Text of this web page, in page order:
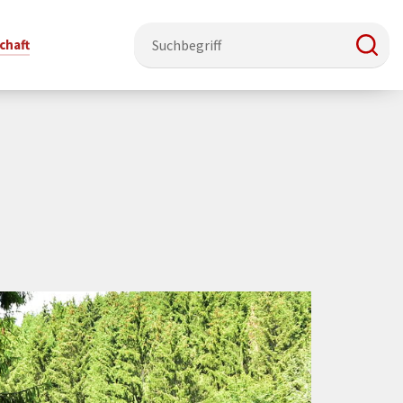
Ratsinfosystem
Parteien &
Wahlen
Bekanntmachungen
50 Jahre kommunale
Neugliederung
hat
Straßenkataster
Wasserversorgung
Breitbandausbau
Mobilität
Musikbildungszentrum
Dritter Ort
Barrierefreiheit bei Veranstaltungen